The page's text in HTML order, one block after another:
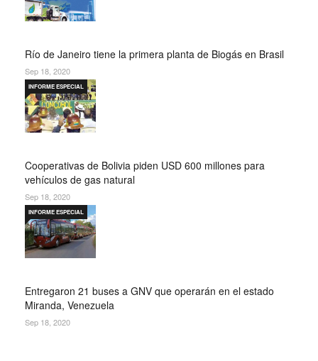
Río de Janeiro tiene la primera planta de Biogás en Brasil
Sep 18, 2020
Cooperativas de Bolivia piden USD 600 millones para
vehículos de gas natural
INFORME ESPECIAL
Sep 18, 2020
Entregaron 21 buses a GNV que operarán en el estado
Miranda, Venezuela
INFORME ESPECIAL
Sep 18, 2020